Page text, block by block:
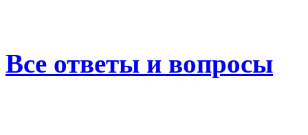
Все ответы и вопросы